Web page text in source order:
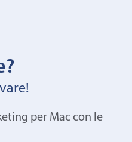
per Mac con le